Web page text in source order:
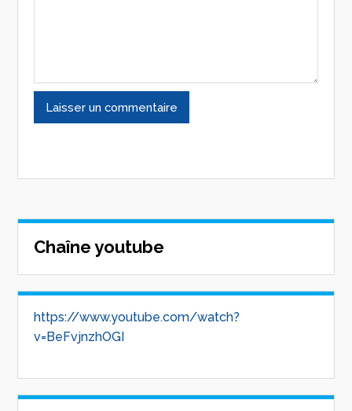
Chaîne youtube
https://www.youtube.com/watch?
v=BeFvjnzhOGI